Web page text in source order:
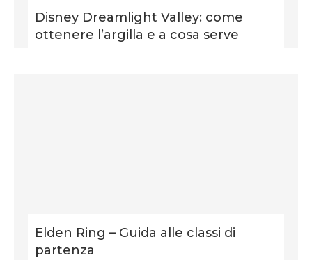
Disney Dreamlight Valley: come
ottenere l’argilla e a cosa serve
Elden Ring – Guida alle classi di
partenza